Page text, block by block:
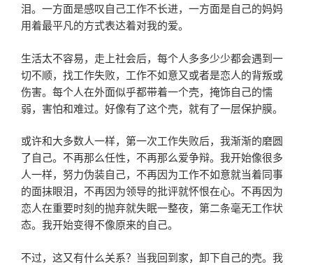
泪。一方面是感叹自己工作不长进，一方面是自己的妈妈
用着最平凡的方式表达着对我的爱。
生活太不容易，走上社会后，每个人多多少少都会遇到一
切不顺，找工作失败，工作不如意又或者是恋人的背叛或
伤害。每个人在外面似乎都带着一个壳，掩饰自己的懦
弱，害怕和难过。好像有了这个壳，就有了一层保护膜。
或许和大多数人一样，第一次工作失败后，我渐渐的磨圆
了自己。不再那么任性，不再那么爱争辩。我开始像很多
人一样，努力伪装自己，不再因为工作不如意就当着同事
的面抹眼泪，不再因为领导的批评就怀恨在心。不再因为
恋人在重要时刻的抛弃就失眠一整夜，第二条毫无工作状
态。我开始变得不像原来的自己。
不过，这又有什么关系？当我回到家，卸下自己的壳。我